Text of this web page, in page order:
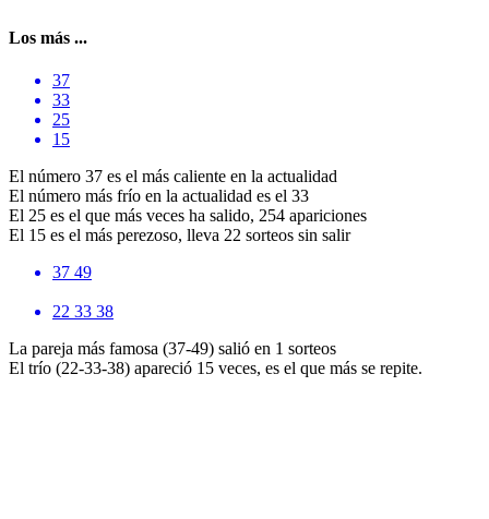
Los más ...
37
33
25
15
El número 37 es el más caliente en la actualidad
El número más frío en la actualidad es el 33
El 25 es el que más veces ha salido, 254 apariciones
El 15 es el más perezoso, lleva 22 sorteos sin salir
37 49
22 33 38
La pareja más famosa (37-49) salió en 1 sorteos
El trío (22-33-38) apareció 15 veces, es el que más se repite.